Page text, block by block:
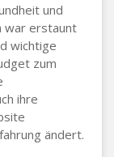
und
war erstaunt
wichtige
zum
ihre
ändert.